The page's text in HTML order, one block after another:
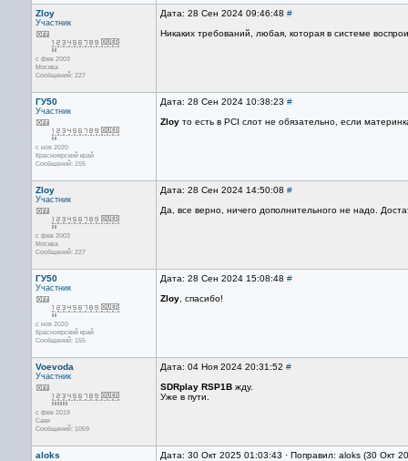
Zloy
Участник
с фев 2003
Москва
Сообщений: 227
Дата: 28 Сен 2024 09:46:48 #
Никаких требований, любая, которая в системе
ГУ50
Участник
с ноя 2020
Красноярский край
Сообщений: 155
Дата: 28 Сен 2024 10:38:23 #
Zloy то есть в PCI слот не обязательно, если
Zloy
Участник
с фев 2003
Москва
Сообщений: 227
Дата: 28 Сен 2024 14:50:08 #
Да, все верно, ничего дополнительного не надо.
ГУ50
Участник
с ноя 2020
Красноярский край
Сообщений: 155
Дата: 28 Сен 2024 15:08:48 #
Zloy , спасибо!
Voevoda
Участник
с фев 2019
Саки
Сообщений: 1059
Дата: 04 Ноя 2024 20:31:52 #
SDRplay RSP1B жду.
Уже в пути.
aloks Дата: 30 Окт 2025 01:03:43 · Поправил: aloks (30 Окт